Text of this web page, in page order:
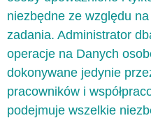
niezbędne ze względu
zadania. Administrator
operacje na Danych
dokonywane jedynie
pracowników i
podejmuje wszelkie